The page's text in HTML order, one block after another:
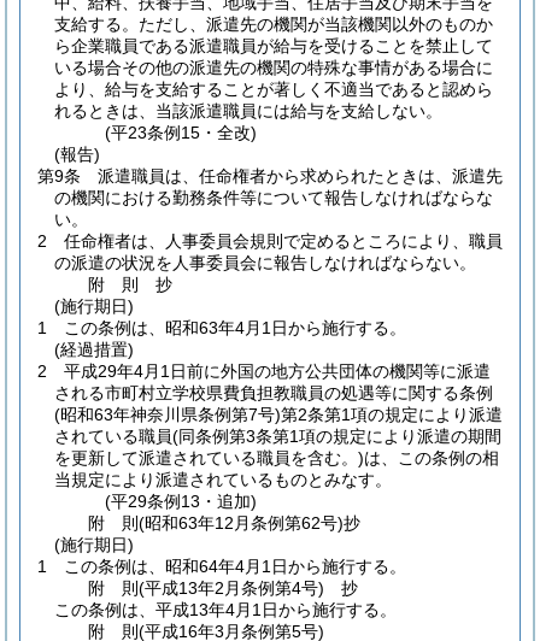
支給する。 ただし、派遣先の機関が当該機関以外のものか
ら企業職員である派遣職員が給与を受けることを禁止して
いる場合その他の派遣先の機関の特殊な事情がある場合に
より、給与を支給することが著しく不適当であると認めら
れるときは、当該派遣職員には給与を支給しない。
(平23条例15・全改)
(報告)
第9条
派遣職員は、任命権者から求められたときは、派遣先
の機関における勤務条件等について報告しなければならな
い。
2
任命権者は、人事委員会規則で定めるところにより、職員
の派遣の状況を人事委員会に報告しなければならない。
附 則
抄
(施行期日)
1
この条例は、昭和63年4月1日から施行する。
(経過措置)
2
平成29年4月1日前に外国の地方公共団体の機関等に派遣
される市町村立学校県費負担教職員の処遇等に関する条例
(昭和63年神奈川県条例第7号)第2条第1項の規定により派遣
されている職員(同条例第3条第1項の規定により派遣の期間
を更新して派遣されている職員を含む。)は、この条例の相
当規定により派遣されているものとみなす。
(平29条例13・追加)
附 則(昭和63年12月条例第62号)抄
(施行期日)
1
この条例は、昭和64年4月1日から施行する。
附 則(平成13年2月条例第4号) 抄
この条例は、平成13年4月1日から施行する。
附 則(平成16年3月条例第5号)